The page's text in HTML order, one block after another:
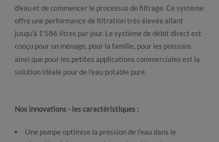
d'eau et de commencer le processus de filtrage. Ce système
offre une performance de filtration très élevée allant
jusqu'à 1'586 litres par jour. Le système de débit direct est
conçu pour un ménage, pour la famille, pour les poissons
ainsi que pour les petites applications commerciales est la
solution idéale pour de l'eau potable pure.
Nos innovations - les caractéristiques :
Une pompe optimise la pression de l'eau dans le